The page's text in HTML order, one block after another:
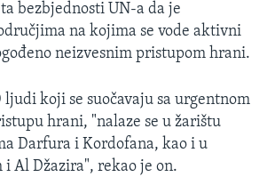
bezbjednosti UN-a da je
na kojima se vode aktivni
neizvesnim pristupom hrani.
ljudi koji se suočavaju sa urgentnom
hrani, "nalaze se u žarištu
Darfura i Kordofana, kao i u
Al Džazira", rekao je on.